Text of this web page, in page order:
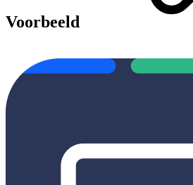
Voorbeeld